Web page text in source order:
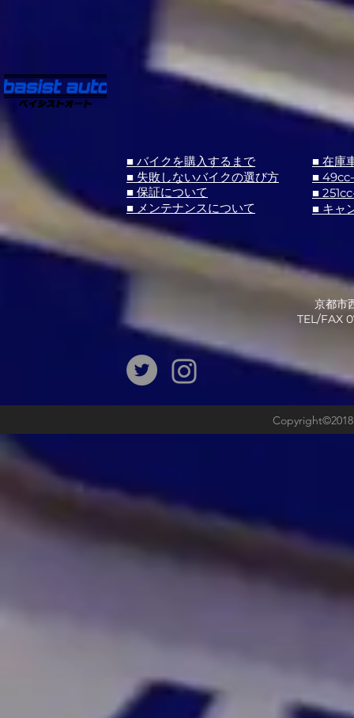
■ バイクを購入するまで
■ 失敗しないバイクの選び方
■ 保証について
■ メンテナンスについて
■ 在庫
■
■
■ キャ
京都市
​TEL/FAX